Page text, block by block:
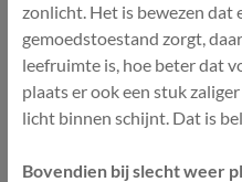
zonlicht. Het is bewezen dat
gemoedstoestand zorgt,
leefruimte is, hoe beter dat
plaats er ook een stuk
licht binnen schijnt. Dat is
Bovendien bij slecht weer